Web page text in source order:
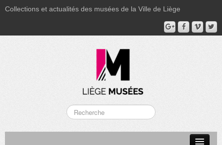
Collections et actualités des musées de la Ville de Liège